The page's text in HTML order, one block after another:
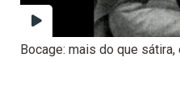
Bocage: mais do que